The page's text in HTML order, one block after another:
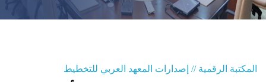
تواصلوا معنا
المكتبة الرقمية // إصدارات المعهد العربي للتخطيط